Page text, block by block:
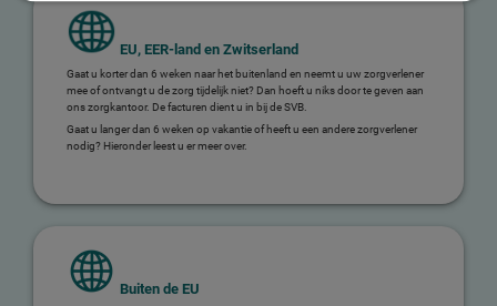
EU, EER-land en Zwitserland
Gaat u korter dan 6 weken naar het buitenland en neemt u uw zorgverlener
mee of ontvangt u de zorg tijdelijk niet? Dan hoeft u niks door te geven aan
ons zorgkantoor. De facturen dient u in bij de SVB.
Gaat u langer dan 6 weken op vakantie of heeft u een andere zorgverlener
nodig? Hieronder leest u er meer over.
Buiten de EU